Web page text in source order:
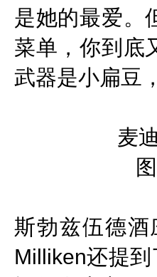
是她的最爱。
菜单，你到底
武器是小扁豆
麦
斯勃兹伍德酒
Milliken还提